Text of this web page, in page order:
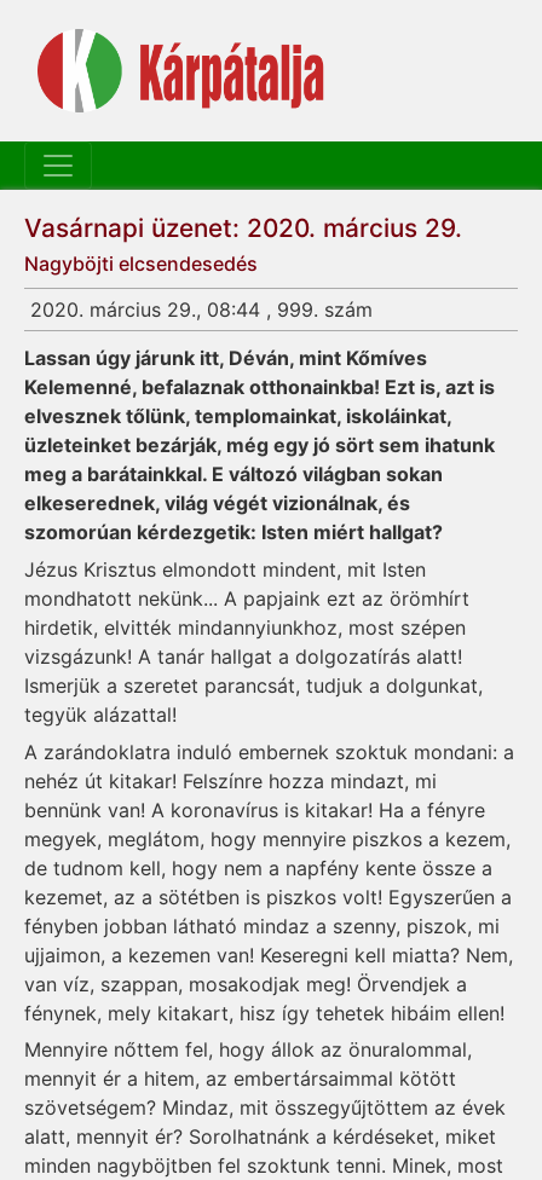
Vasárnapi üzenet: 2020. március 29.
Nagyböjti elcsendesedés
2020. március 29., 08:44 , 999. szám
Lassan úgy járunk itt, Déván, mint Kőmíves
Kelemenné, befalaznak otthonainkba! Ezt is, azt is
elvesznek tőlünk, templomainkat, iskoláinkat,
üzleteinket bezárják, még egy jó sört sem ihatunk
meg a barátainkkal. E változó világban sokan
elkeserednek, világ végét vizionálnak, és
szomorúan kérdezgetik: Isten miért hallgat?
Jézus Krisztus elmondott mindent, mit Isten
mondhatott nekünk... A papjaink ezt az örömhírt
hirdetik, elvitték mindannyiunkhoz, most szépen
vizsgázunk! A tanár hallgat a dolgozatírás alatt!
Ismerjük a szeretet parancsát, tudjuk a dolgunkat,
tegyük alázattal!
A zarándoklatra induló embernek szoktuk mondani: a
nehéz út kitakar! Felszínre hozza mindazt, mi
bennünk van! A koronavírus is kitakar! Ha a fényre
megyek, meglátom, hogy mennyire piszkos a kezem,
de tudnom kell, hogy nem a napfény kente össze a
kezemet, az a sötétben is piszkos volt! Egyszerűen a
fényben jobban látható mindaz a szenny, piszok, mi
ujjaimon, a kezemen van! Keseregni kell miatta? Nem,
van víz, szappan, mosakodjak meg! Örvendjek a
fénynek, mely kitakart, hisz így tehetek hibáim ellen!
Mennyire nőttem fel, hogy állok az önuralommal,
mennyit ér a hitem, az embertársaimmal kötött
szövetségem? Mindaz, mit összegyűjtöttem az évek
alatt, mennyit ér? Sorolhatnánk a kérdéseket, miket
minden nagyböjtben fel szoktunk tenni. Minek, most